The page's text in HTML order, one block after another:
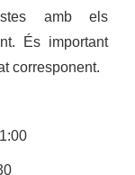
amb els
És important
corresponent.